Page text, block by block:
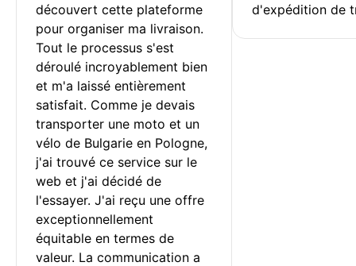
découvert cette plateforme
pour organiser ma livraison.
Tout le processus s'est
déroulé incroyablement bien
et m'a laissé entièrement
satisfait. Comme je devais
transporter une moto et un
vélo de Bulgarie en Pologne,
j'ai trouvé ce service sur le
web et j'ai décidé de
l'essayer. J'ai reçu une offre
exceptionnellement
équitable en termes de
valeur. La communication a
d'expédition de